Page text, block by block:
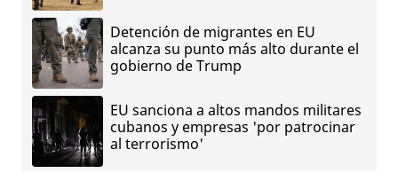
Detención de migrantes en EU
alcanza su punto más alto durante el
gobierno de Trump
EU sanciona a altos mandos militares
cubanos y empresas 'por patrocinar
al terrorismo'